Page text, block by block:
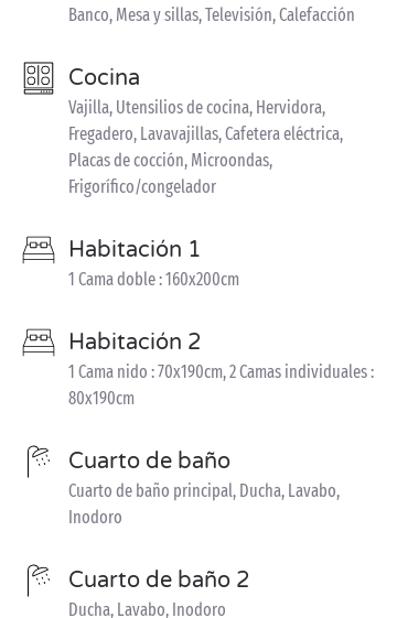
Banco, Mesa y sillas, Televisión, Calefacción
Cocina
Vajilla, Utensilios de cocina, Hervidora,
Fregadero, Lavavajillas, Cafetera eléctrica,
Placas de cocción, Microondas,
Frigorífico/congelador
Habitación 1
1 Cama doble : 160x200cm
Habitación 2
1 Cama nido : 70x190cm, 2 Camas individuales :
80x190cm
Cuarto de baño
Cuarto de baño principal, Ducha, Lavabo,
Inodoro
Cuarto de baño 2
Ducha, Lavabo, Inodoro